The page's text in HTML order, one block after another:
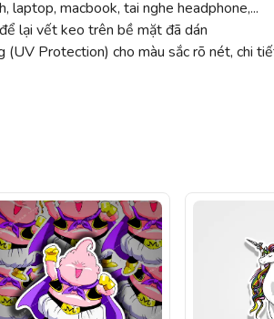
laptop, macbook, tai nghe headphone,...
lại vết keo trên bề mặt đã dán
Protection) cho màu sắc rõ nét, chi